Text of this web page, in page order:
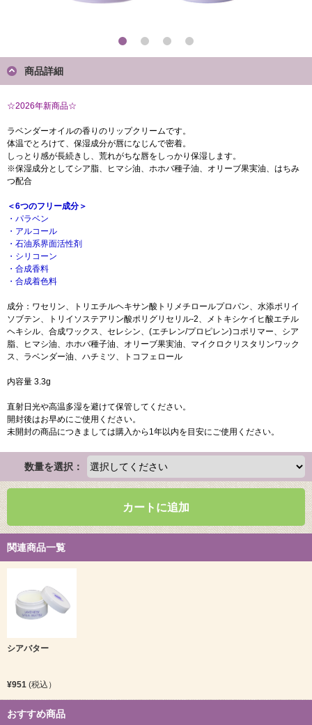
商品詳細
☆2026年新商品☆
ラベンダーオイルの香りのリップクリームです。
体温でとろけて、保湿成分が唇になじんで密着。
しっとり感が長続きし、荒れがちな唇をしっかり保湿します。
※保湿成分としてシア脂、ヒマシ油、ホホバ種子油、オリーブ果実油、はちみ
つ配合
＜6つのフリー成分＞
・パラベン
・アルコール
・石油系界面活性剤
・シリコーン
・合成香料
・合成着色料
成分：ワセリン、トリエチルヘキサン酸トリメチロールプロパン、水添ポリイ
ソブテン、トリイソステアリン酸ポリグリセリル-2、メトキシケイヒ酸エチル
ヘキシル、合成ワックス、セレシン、(エチレン/プロピレン)コポリマー、シア
脂、ヒマシ油、ホホバ種子油、オリーブ果実油、マイクロクリスタリンワック
ス、ラベンダー油、ハチミツ、トコフェロール
内容量 3.3g
直射日光や高温多湿を避けて保管してください。
開封後はお早めにご使用ください。
未開封の商品につきましては購入から1年以内を目安にご使用ください。
数量を選択：
カートに追加
関連商品一覧
シアバター
¥951 (税込）
おすすめ商品